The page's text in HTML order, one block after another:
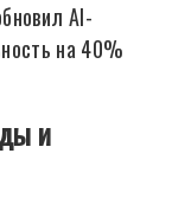
AI-
на 40%
и